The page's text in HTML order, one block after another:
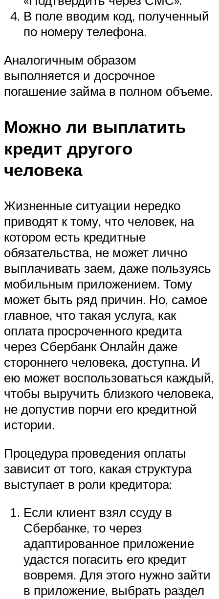
В поле вводим код, полученный
по номеру телефона.
Аналогичным образом
выполняется и досрочное
погашение займа в полном объеме.
Можно ли выплатить
кредит другого
человека
Жизненные ситуации нередко
приводят к тому, что человек, на
котором есть кредитные
обязательства, не может лично
выплачивать заем, даже пользуясь
мобильным приложением. Тому
может быть ряд причин. Но, самое
главное, что такая услуга, как
оплата просроченного кредита
через Сбербанк Онлайн даже
стороннего человека, доступна. И
ею может воспользоваться каждый,
чтобы выручить близкого человека,
не допустив порчи его кредитной
истории.
Процедура проведения оплаты
зависит от того, какая структура
выступает в роли кредитора:
Если клиент взял ссуду в
Сбербанке, то через
адаптированное приложение
удастся погасить его кредит
вовремя. Для этого нужно зайти
в приложение, выбрать раздел